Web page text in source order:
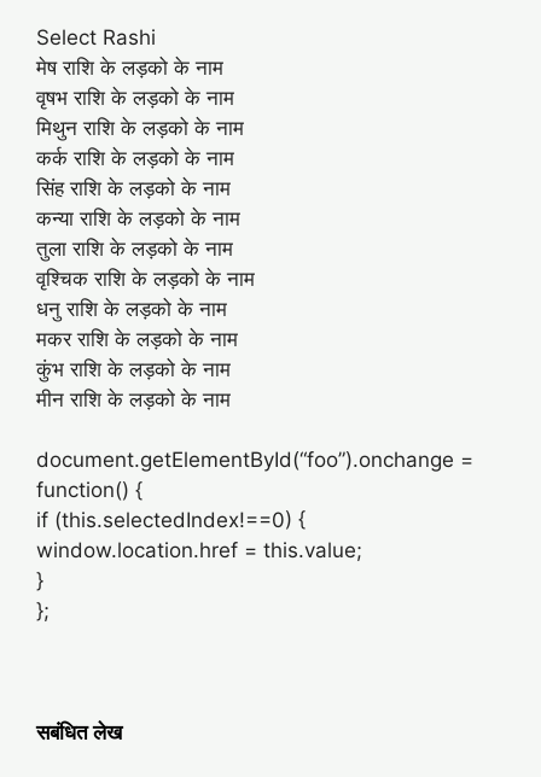
Select Rashi
मेष राशि के लड़को के नाम
वृषभ राशि के लड़को के नाम
मिथुन राशि के लड़को के नाम
कर्क राशि के लड़को के नाम
सिंह राशि के लड़को के नाम
कन्या राशि के लड़को के नाम
तुला राशि के लड़को के नाम
वृश्चिक राशि के लड़को के नाम
धनु राशि के लड़को के नाम
मकर राशि के लड़को के नाम
कुंभ राशि के लड़को के नाम
मीन राशि के लड़को के नाम
document.getElementById(“foo”).onchange =
function() {
if (this.selectedIndex!==0) {
window.location.href = this.value;
}
};
सबंधित लेख